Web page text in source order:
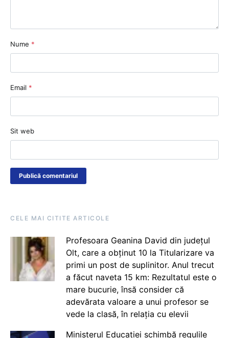
Nume *
Email *
Sit web
CELE MAI CITITE ARTICOLE
Profesoara Geanina David din județul
Olt, care a obținut 10 la Titularizare va
primi un post de suplinitor. Anul trecut
a făcut naveta 15 km: Rezultatul este o
mare bucurie, însă consider că
adevărata valoare a unui profesor se
vede la clasă, în relația cu elevii
Ministerul Educației schimbă regulile